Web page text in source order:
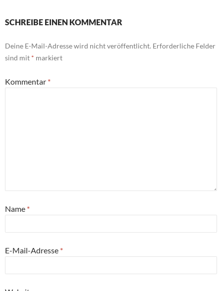
SCHREIBE EINEN KOMMENTAR
Deine E-Mail-Adresse wird nicht veröffentlicht. Erforderliche Felder
sind mit * markiert
Kommentar *
Name *
E-Mail-Adresse *